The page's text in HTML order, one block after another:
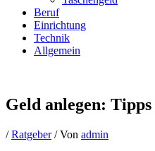
Beruf
Einrichtung
Technik
Allgemein
Geld anlegen:
/Ratgeber/ Von admin